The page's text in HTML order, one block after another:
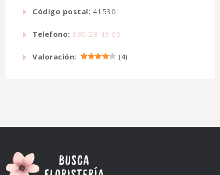
Código postal: 41530
Telefono: 690 28 45 05
Valoración: (4)